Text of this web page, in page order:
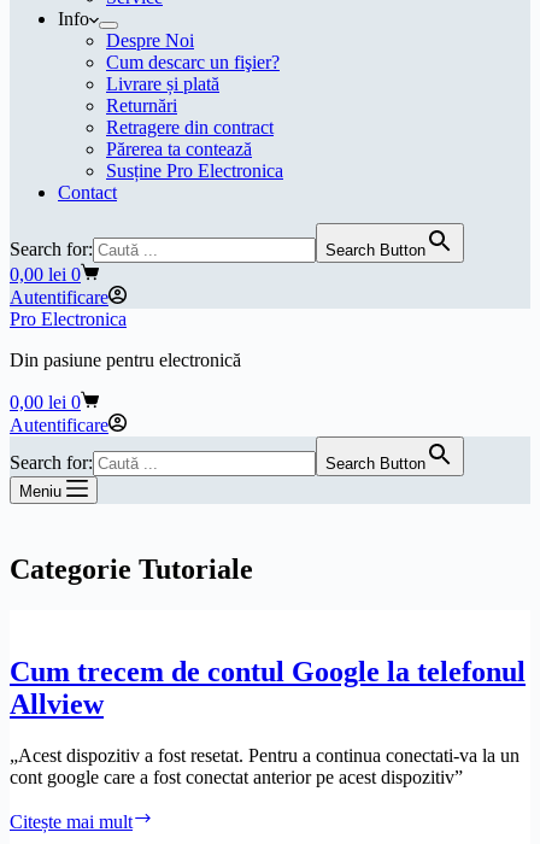
Info
Despre Noi
Cum descarc un fişier?
Livrare și plată
Returnări
Retragere din contract
Părerea ta contează
Susține Pro Electronica
Contact
Search for: Search Button
Coș
de
cumpărături
0,00 lei 0
Autentificare
Pro Electronica
Din pasiune pentru electronică
Coș
de
cumpărături
0,00 lei 0
Autentificare
Search for:
Search Button
Meniu
Categorie Tutoriale
Cum trecem de contul Google la telefonul
Allview
„Acest dispozitiv a fost resetat. Pentru a continua conectati-va la un
cont google care a fost conectat anterior pe acest dispozitiv”
Citește mai mult